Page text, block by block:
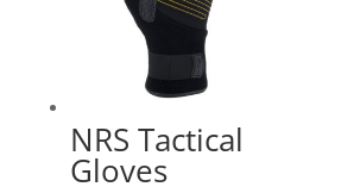
NRS Tactical
Gloves